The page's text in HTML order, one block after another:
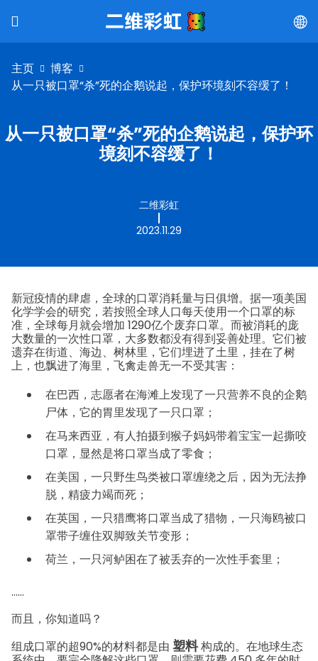
主页
博客
从一只被口罩“杀”死的企鹅说起，保护环境刻不容缓了！
从一只被口罩“杀”死的企鹅说起，保护环
境刻不容缓了！
二维彩虹
2023.11.29
新冠疫情的肆虐，全球的口罩消耗量与日俱增。 据一项美国
化学学会的研究，若按照全球人口每天使用一个口罩的标
准，全球每月就会增加 1290亿个废弃口罩。 而被消耗的庞
大数量的一次性口罩，大多数都没有得到妥善处理。 它们被
遗弃在街道、海边、树林里，它们埋进了土里，挂在了树
上，也飘进了海里，飞禽走兽无一不受其害：
在巴西，志愿者在海滩上发现了一只营养不良的企鹅
尸体，它的胃里发现了一只口罩；
在马来西亚，有人拍摄到猴子妈妈带着宝宝一起撕咬
口罩，显然是将口罩当成了零食；
在美国，一只野生鸟类被口罩缠绕之后，因为无法挣
脱，精疲力竭而死；
在英国，一只猎鹰将口罩当成了猎物，一只海鸥被口
罩带子缠住双脚致关节变形；
荷兰，一只河鲈困在了被丢弃的一次性手套里；
……
而且，你知道吗？
组成口罩的超90%的材料都是由 塑料构成的。 在地球生态